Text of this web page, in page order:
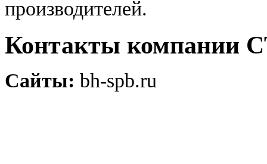
производителей.
Контакты
Сайты: bh-spb.ru